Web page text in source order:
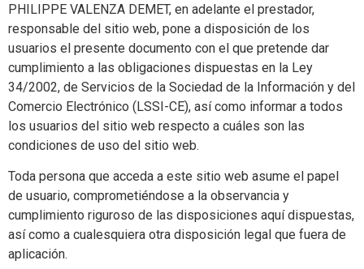
PHILIPPE VALENZA DEMET, en adelante el prestador,
responsable del sitio web, pone a disposición de los
usuarios el presente documento con el que pretende dar
cumplimiento a las obligaciones dispuestas en la Ley
34/2002, de Servicios de la Sociedad de la Información y del
Comercio Electrónico (LSSI-CE), así como informar a todos
los usuarios del sitio web respecto a cuáles son las
condiciones de uso del sitio web.
Toda persona que acceda a este sitio web asume el papel
de usuario, comprometiéndose a la observancia y
cumplimiento riguroso de las disposiciones aquí dispuestas,
así como a cualesquiera otra disposición legal que fuera de
aplicación.